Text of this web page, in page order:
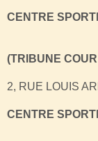
CENTRE
(TRIBUNE
2, RUE LOUIS
CENTRE